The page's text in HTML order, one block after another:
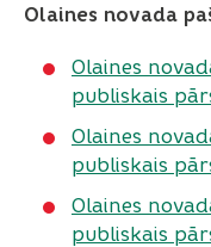
Olaines novada
Olaines
publiskais
Olaines
publiskais
Olaines
publiskais